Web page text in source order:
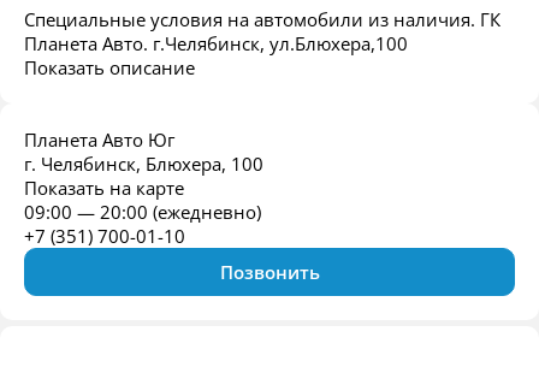
Специальные условия на автомобили из наличия. ГК
Планета Авто. г.Челябинск, ул.Блюхера,100
Показать описание
Планета Авто Юг
г. Челябинск, Блюхера, 100
Показать на карте
09:00 — 20:00 (ежедневно)
+7 (351) 700-01-10
Позвонить